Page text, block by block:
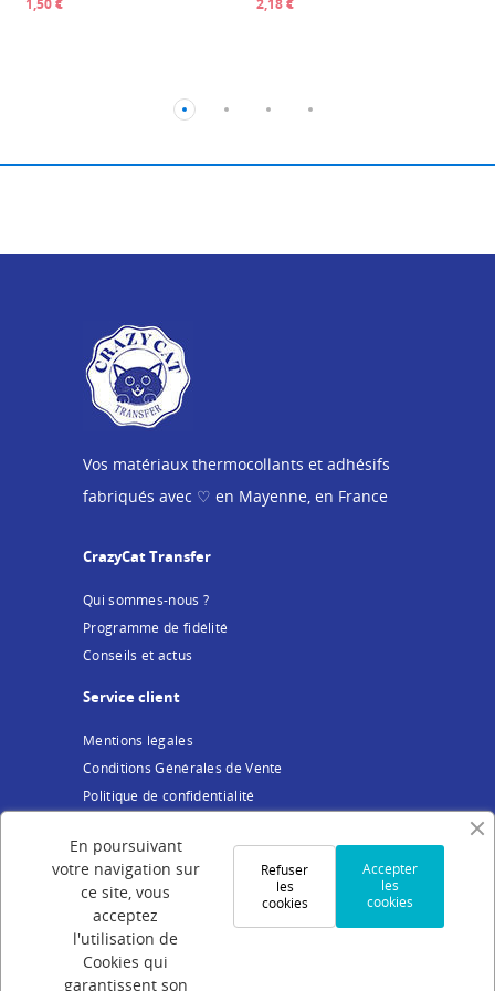
Vos matériaux thermocollants et adhésifs
fabriqués avec ♡ en Mayenne, en France
CrazyCat Transfer
Qui sommes-nous ?
Programme de fidélité
Conseils et actus
Service client
Mentions légales
Conditions Générales de Vente
Politique de confidentialité
Votre compte
Connexion
Création de compte
Suivi de commande
En poursuivant
votre navigation sur
ce site, vous
acceptez
l'utilisation de
Cookies qui
garantissent son
Accepter
les
cookies
Refuser
les
cookies